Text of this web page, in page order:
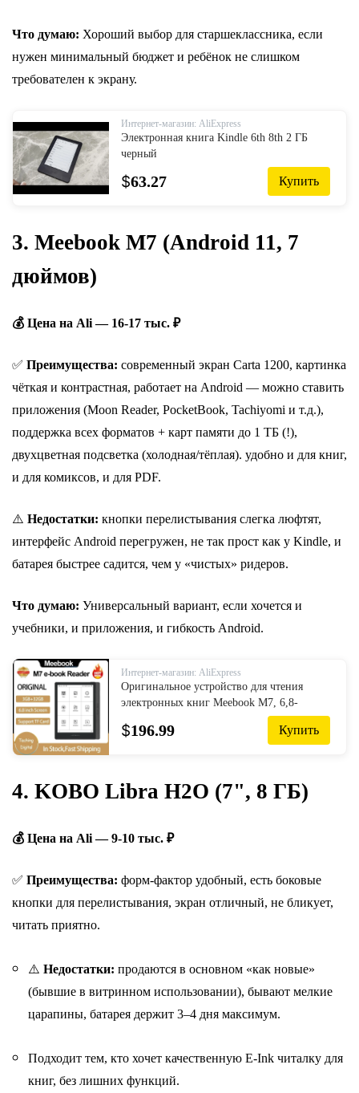
Что думаю: Хороший выбор для старшеклассника, если
нужен минимальный бюджет и ребёнок не слишком
требователен к экрану.
Интернет-магазин: AliExpress
Электронная книга Kindle 6th 8th 2 ГБ
черный
$63.27 Купить
3. Meebook M7 (Android 11, 7
дюймов)
💰 Цена на Ali — 16-17 тыс. ₽
✅ Преимущества: современный экран Carta 1200, картинка
чёткая и контрастная, работает на Android — можно ставить
приложения (Moon Reader, PocketBook, Tachiyomi и т.д.),
поддержка всех форматов + карт памяти до 1 ТБ (!),
двухцветная подсветка (холодная/тёплая). удобно и для книг,
и для комиксов, и для PDF.
⚠️ Недостатки: кнопки перелистывания слегка люфтят,
интерфейс Android перегружен, не так прост как у Kindle, и
батарея быстрее садится, чем у «чистых» ридеров.
Что думаю: Универсальный вариант, если хочется и
учебники, и приложения, и гибкость Android.
Интернет-магазин: AliExpress
Оригинальное устройство для чтения
электронных книг Meebook M7, 6,8-
$196.99 Купить
4. KOBO Libra H2O (7", 8 ГБ)
💰 Цена на Ali — 9-10 тыс. ₽
✅ Преимущества: форм-фактор удобный, есть боковые
кнопки для перелистывания, экран отличный, не бликует,
читать приятно.
⚠️ Недостатки: продаются в основном «как новые»
(бывшие в витринном использовании), бывают мелкие
царапины, батарея держит 3–4 дня максимум.
Подходит тем, кто хочет качественную E-Ink читалку для
книг, без лишних функций.